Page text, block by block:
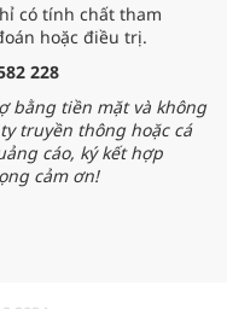
có tính chất tham
hoặc điều trị.
228
bằng tiền mặt và không
truyền thông hoặc cá
cáo, ký kết hợp
cảm ơn!